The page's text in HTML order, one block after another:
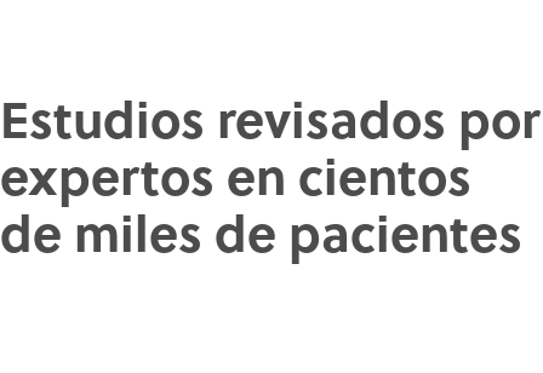
Estudios revisados por
expertos en cientos
de miles de pacientes